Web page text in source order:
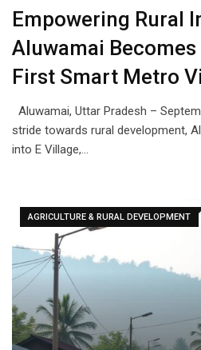
Empowering Rural
Aluwamai Becomes
First Smart Metro
Aluwamai, Uttar Pradesh –
stride towards rural development,
into E Village,…
AGRICULTURE & RURAL DEVELOPMENT